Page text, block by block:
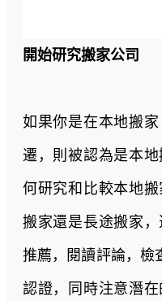
開始研究搬家公司
如果你是在本地搬
遷，則被認為是本
何研究和比較本地
搬家還是長途搬家
推薦，閱讀評論，檢
認證，同時注意潛